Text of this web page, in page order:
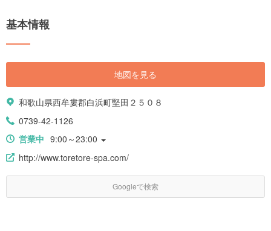
基本情報
地図を見る
和歌山県西牟婁郡白浜町堅田２５０８
0739-42-1126
営業中 9:00～23:00
http://www.toretore-spa.com/
Googleで検索